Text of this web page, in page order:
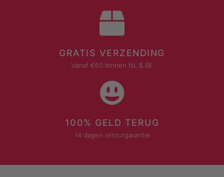
GRATIS VERZENDING
Vanaf €60 binnen NL & BE
100% GELD TERUG
14 dagen retourgarantie